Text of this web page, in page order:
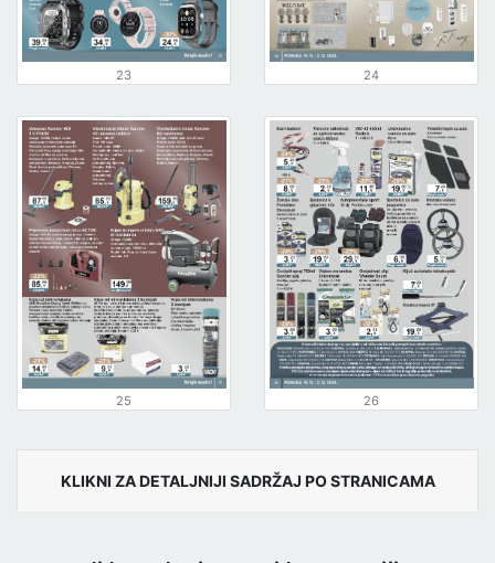
23 24
25 26
KLIKNI ZA DETALJNIJI SADRŽAJ PO STRANICAMA